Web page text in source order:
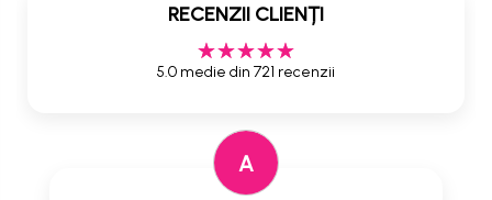
RECENZII CLIENȚI
5.0 medie din 721 recenzii
A